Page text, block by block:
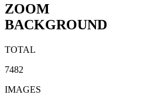
ZOOM
BACKGROUND
TOTAL
7482
IMAGES